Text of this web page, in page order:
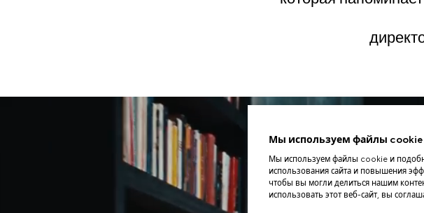
Мы используем файлы cookie
Мы используем файлы cookie и
использования сайта и повышения
чтобы вы могли делиться нашим
использовать этот веб-сайт, вы